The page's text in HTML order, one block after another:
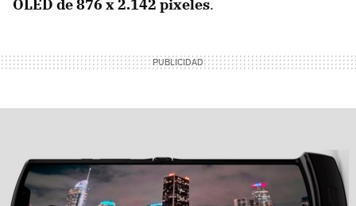
OLED de 876 x 2.142 pixeles.